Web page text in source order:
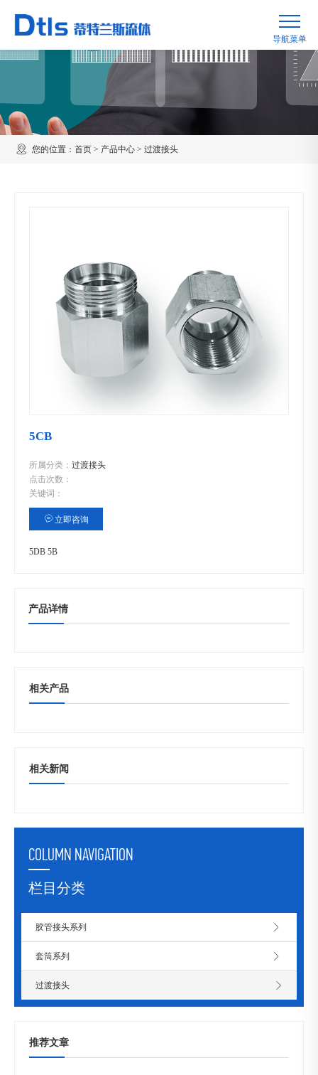
您的位置： 首页 > 产品中心 > 过渡接头
5CB
所属分类： 过渡接头
点击次数：
关键词：
立即咨询
5DB 5B
产品详情
相关产品
相关新闻
COLUMN NAVIGATION
栏目分类
胶管接头系列
套筒系列
过渡接头
推荐文章